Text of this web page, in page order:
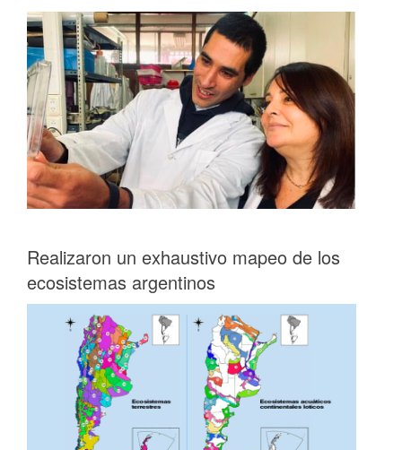
Realizaron un exhaustivo mapeo de los
ecosistemas argentinos